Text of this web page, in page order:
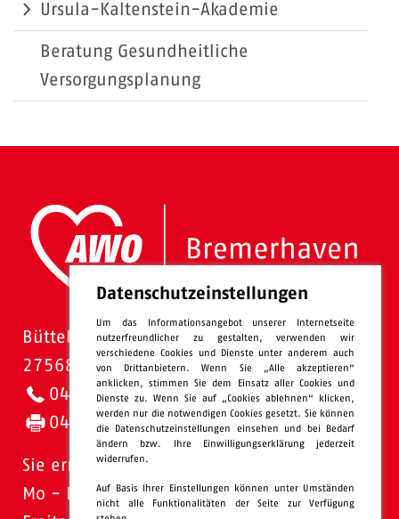
Ursula-Kaltenstein-Akademie
Beratung Gesundheitliche
Versorgungsplanung
Bütteler Straße 1
27568 Bremerhaven
0471 - 95 47-0
0471 - 95 47-120
Sie erreichen uns:
Mo - Do: 08.00 - 16.00 Uhr
Datenschutzeinstellungen
Um das Informationsangebot unserer Internetseite
nutzerfreundlicher zu gestalten, verwenden wir
verschiedene Cookies und Dienste unter anderem auch
von Drittanbietern. Wenn Sie „Alle akzeptieren“
anklicken, stimmen Sie dem Einsatz aller Cookies und
Dienste zu. Wenn Sie auf „Cookies ablehnen“ klicken,
werden nur die notwendigen Cookies gesetzt. Sie können
die Datenschutzeinstellungen einsehen und bei Bedarf
ändern bzw. Ihre Einwilligungserklärung jederzeit
widerrufen.
Auf Basis Ihrer Einstellungen können unter Umständen
nicht alle Funktionalitäten der Seite zur Verfügung